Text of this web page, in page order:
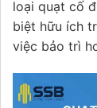
loại quạt cố
biệt hữu ích
việc bảo trì